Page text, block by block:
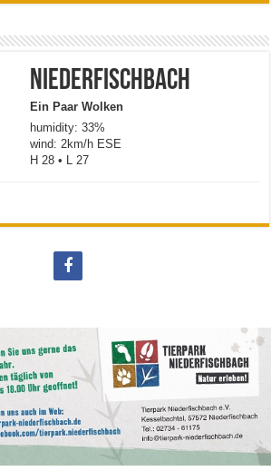
Niederfischbach
Ein Paar Wolken
humidity: 33%
wind: 2km/h ESE
H 28 • L 27